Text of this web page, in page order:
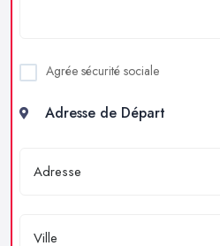
Agrée sécurité sociale
Adresse de Départ